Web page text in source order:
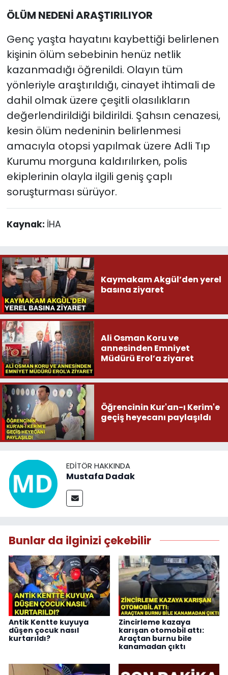
ÖLÜM NEDENİ ARAŞTIRILIYOR
Genç yaşta hayatını kaybettiği belirlenen
kişinin ölüm sebebinin henüz netlik
kazanmadığı öğrenildi. Olayın tüm
yönleriyle araştırıldığı, cinayet ihtimali de
dahil olmak üzere çeşitli olasılıkların
değerlendirildiği bildirildi. Şahsın cenazesi,
kesin ölüm nedeninin belirlenmesi
amacıyla otopsi yapılmak üzere Adli Tıp
Kurumu morguna kaldırılırken, polis
ekiplerinin olayla ilgili geniş çaplı
soruşturması sürüyor.
Kaynak: İHA
Kaymakam Akgül’den yerel
basına ziyaret
Ali Osman Koru ve
annesinden Emniyet
Müdürü Erol’a ziyaret
Öğrencinin Kur'an-ı Kerim'e
geçiş heyecanı paylaşıldı
EDITÖR HAKKINDA
Mustafa Dadak
Bunlar da ilginizi çekebilir
Antik Kentte kuyuya
düşen çocuk nasıl
kurtarıldı?
Zincirleme kazaya
karışan otomobil attı:
Araçtan burnu bile
kanamadan çıktı